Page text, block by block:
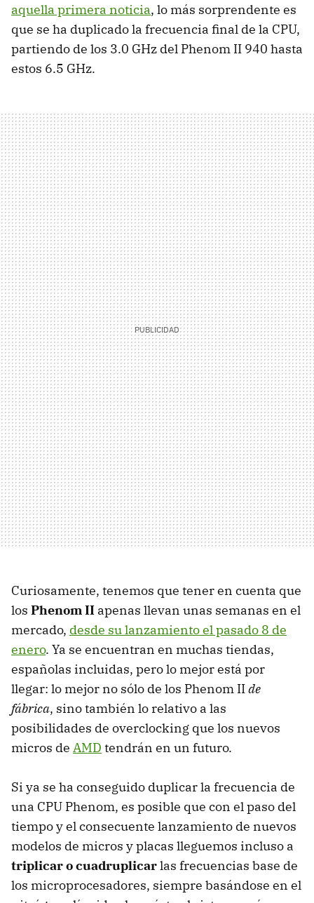
aquella primera noticia, lo más sorprendente es
que se ha duplicado la frecuencia final de la CPU,
partiendo de los 3.0 GHz del Phenom II 940 hasta
estos 6.5 GHz.
Curiosamente, tenemos que tener en cuenta que
los Phenom II apenas llevan unas semanas en el
mercado, desde su lanzamiento el pasado 8 de
enero. Ya se encuentran en muchas tiendas,
españolas incluidas, pero lo mejor está por
llegar: lo mejor no sólo de los Phenom IIde
fábrica, sino también lo relativo a las
posibilidades de overclocking que los nuevos
micros de AMD tendrán en un futuro.
Si ya se ha conseguido duplicar la frecuencia de
una CPU Phenom, es posible que con el paso del
tiempo y el consecuente lanzamiento de nuevos
modelos de micros y placas lleguemos incluso a
triplicar o cuadruplicarlas frecuencias base de
los microprocesadores, siempre basándose en el